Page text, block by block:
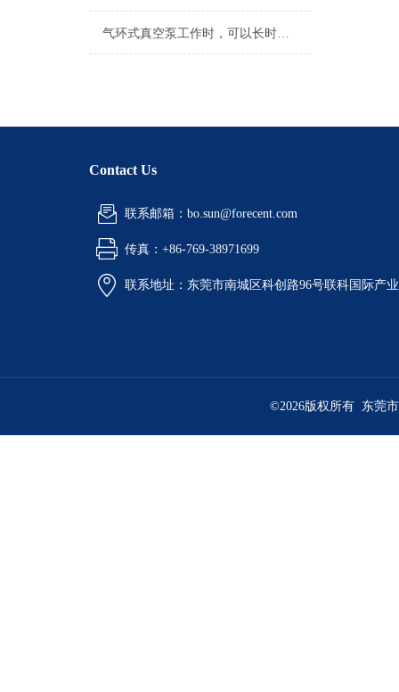
气环式真空泵工作时，可以长时间安静平稳的运行
Contact Us
联系邮箱：bo.sun@forecent.com
传真：+86-769-38971699
联系地址：东莞市南城区科创路96号联科国际产
©2026版权所有 东莞